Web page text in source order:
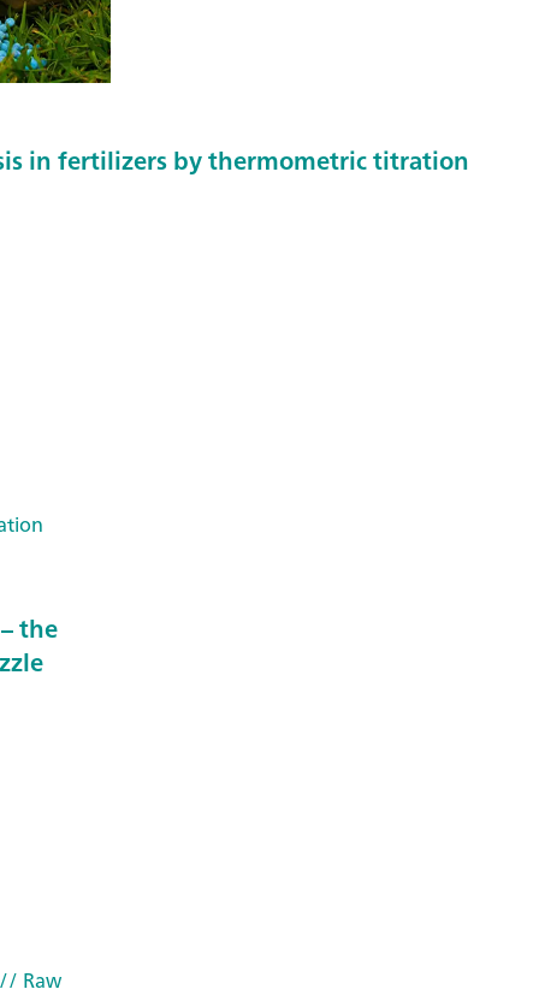
in fertilizers by thermometric titration
the
// Raw